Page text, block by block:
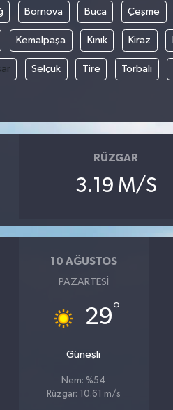
Bornova Buca Çeşme
Kemalpaşa Kınık Kiraz
Selçuk Tire Torbalı
RÜZGAR
3.19 M/S
10 AĞUSTOS
PAZARTESI
29°
Güneşli
Nem: %54
Rüzgar: 10.61 m/s